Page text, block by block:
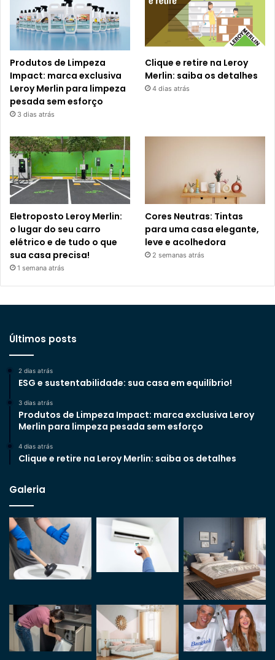
Produtos de Limpeza
Impact: marca exclusiva
Leroy Merlin para limpeza
pesada sem esforço
3 dias atrás
Clique e retire na Leroy
Merlin: saiba os detalhes
4 dias atrás
Eletroposto Leroy Merlin:
o lugar do seu carro
elétrico e de tudo o que
sua casa precisa!
1 semana atrás
Cores Neutras: Tintas
para uma casa elegante,
leve e acolhedora
2 semanas atrás
Últimos posts
2 dias atrás
ESG e sustentabilidade: sua casa em equilíbrio!
3 dias atrás
Produtos de Limpeza Impact: marca exclusiva Leroy
Merlin para limpeza pesada sem esforço
4 dias atrás
Clique e retire na Leroy Merlin: saiba os detalhes
Galeria